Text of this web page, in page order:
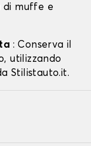
di muffe e
: Conserva il
utilizzando
Stilistauto.it.